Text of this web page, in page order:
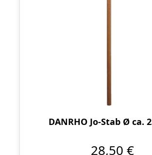
DANRHO Jo-Stab Ø ca.
28,50 €